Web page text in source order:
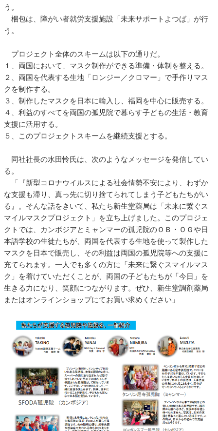
う。
梱包は、障がい者就労支援施設「未来サポートよつば」が行
う。
プロジェクト全体のスキームは以下の通りだ。
１、両国において、マスク制作ができる準備・体制を整える。
２、両国を代表する生地「ロンジー／クロマー」で手作りマス
クを制作する。
３、制作したマスクを日本に輸入し、福岡を中心に販売する。
４、利益のすべてを両国の孤児院で暮らす子どもの生活・教育
支援に活用する。
５、このプロジェクトスキームを継続支援とする。
同社社長の水田怜氏は、次のようなメッセージを発信してい
る。
「『新型コロナウイルスによる社会情勢不安により、わずか
な支援も滞り、真っ先に切り捨てられてしまう子どもたちがい
る』。そんな話をきいて、私たち新生堂薬局は「未来に繋ぐス
マイルマスクプロジェクト」を立ち上げました。このプロジェ
クトでは、カンボジアとミャンマーの孤児院のＯＢ・ＯＧや日
本語学校の生徒たちが、両国を代表する生地を使って製作した
マスクを日本で販売し、その利益は両国の孤児院等への支援に
充てられます。一人でも多くの方に「未来に繋ぐスマイルマス
ク」を着けていただくことが、両国の子どもたちが「今日」を
生きる力になり、笑顔につながります。ぜひ、新生堂調剤薬局
またはオンラインショップにてお買い求めください」